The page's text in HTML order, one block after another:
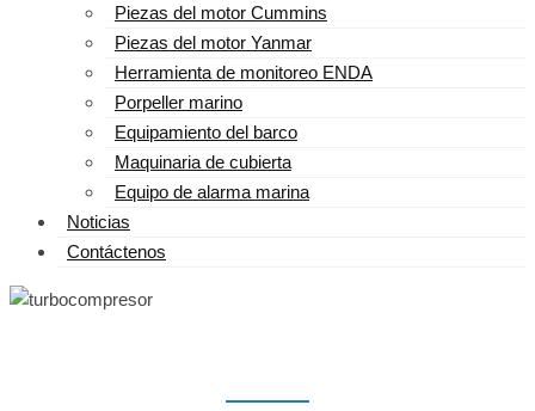
Piezas del motor Cummins
Piezas del motor Yanmar
Herramienta de monitoreo ENDA
Porpeller marino
Equipamiento del barco
Maquinaria de cubierta
Equipo de alarma marina
Noticias
Contáctenos